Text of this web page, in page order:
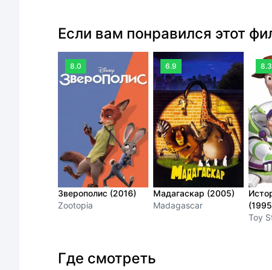
Если вам понравился этот
8.0
Зверополис (2016)
Zootopia
6.9
Мадагаскар (2005)
Madagascar
8.3
Toy
Где смотреть